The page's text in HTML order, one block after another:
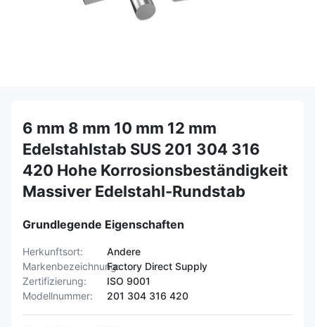
6 mm 8 mm 10 mm 12 mm
Edelstahlstab SUS 201 304 316
420 Hohe Korrosionsbeständigkeit
Massiver Edelstahl-Rundstab
Grundlegende Eigenschaften
Herkunftsort:
Andere
Markenbezeichnung:Factory Direct Supply
Zertifizierung:
ISO 9001
Modellnummer:
201 304 316 420